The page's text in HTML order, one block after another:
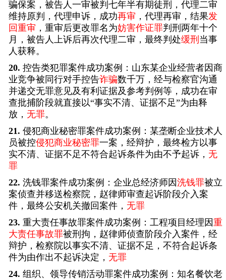
骗保案，被告人一审被判七年半有期徒刑，代理二审
维持原判，代理申诉，成功再审 ，代理再审，结果发
回重审 ，重审后更改罪名为妨害作证罪判刑两年十个
月，被告人上诉后再次代理二审，最终判处缓刑 当事
人获释。
20. 控告类犯罪案件成功案例：山东某企业经营者因商
业竞争被同行对手控告诈骗数千万，经与检察官沟通
并递交无罪意见及有利证据及参考判例等，成功在审
查批捕阶段就直接以“事实不清、证据不足”为由释
放， 无罪。
21. 侵犯商业秘密罪案件成功案例：某垄断企业技术人
员被控侵犯商业秘密罪一案，经辩护，最终检方以事
实不清、证据不足不符合起诉条件为由不予起诉， 无
罪
22. 洗钱罪案件成功案例：企业总经济师因洗钱罪被立
案侦查并移送检察院，赵律师审查起诉阶段介入案
件，最终公安机关撤回案件， 无罪
23. 重大责任事故罪案件成功案例：工程项目经理因重
大责任事故罪被刑拘，赵律师侦查阶段介入案件，经
辩护，检察院以事实不清、证据不足，不符合起诉条
件为由作出不起诉决定， 无罪
24. 组织、领导传销活动罪案件成功案例：知名餐饮老